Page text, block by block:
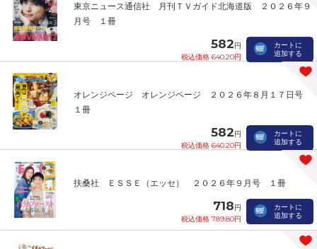
東京ニュース通信社 月刊ＴＶガイド北海道版 ２０２６年９
月号 １冊
582円
税込価格 640.20円
カートに
追加する
オレンジページ オレンジページ ２０２６年８月１７日号
１冊
582円
税込価格 640.20円
カートに
追加する
扶桑社 ＥＳＳＥ（エッセ） ２０２６年９月号 １冊
718円
税込価格 789.80円
カートに
追加する